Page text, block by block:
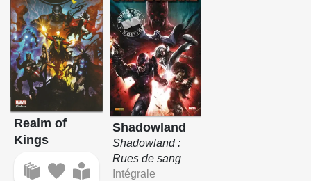
Realm of
Kings
Shadowland
Shadowland :
Rues de sang
Intégrale